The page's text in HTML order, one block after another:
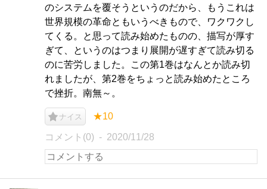
のシステムを覆そうというのだから、もうこれは
世界規模の革命ともいうべきもので、ワクワクし
てくる。と思って読み始めたものの、描写が厚す
ぎて、というのはつまり展開が遅すぎて読み切る
のに苦労しました。この第1巻はなんとか読み切
れましたが、第2巻をちょっと読み始めたところ
で挫折。南無～。
ナイス ★10
コメント(0) 2020/11/28